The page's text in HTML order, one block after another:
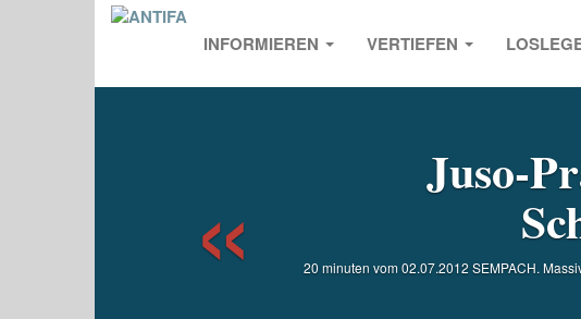
INFORMIEREN VERTIEFEN
Juso-
20 minuten vom 02.07.2012 SEMPACH.
Previous